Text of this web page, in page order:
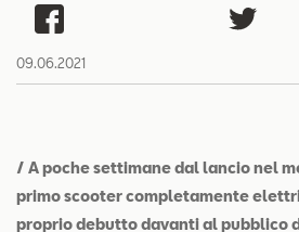
SEAT Usato Certificato
Contatti
09.06.2021
/ A poche settimane dal lancio nel
primo scooter completamente
proprio debutto davanti al pubblico